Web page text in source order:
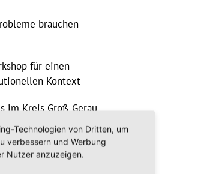
brauchen
für einen
Kontext
im Kreis Groß-Gerau
erforderlich. Man
ist begrenzt.
Technologien von Dritten, um
verbessern und Werbung
Nutzer anzuzeigen.